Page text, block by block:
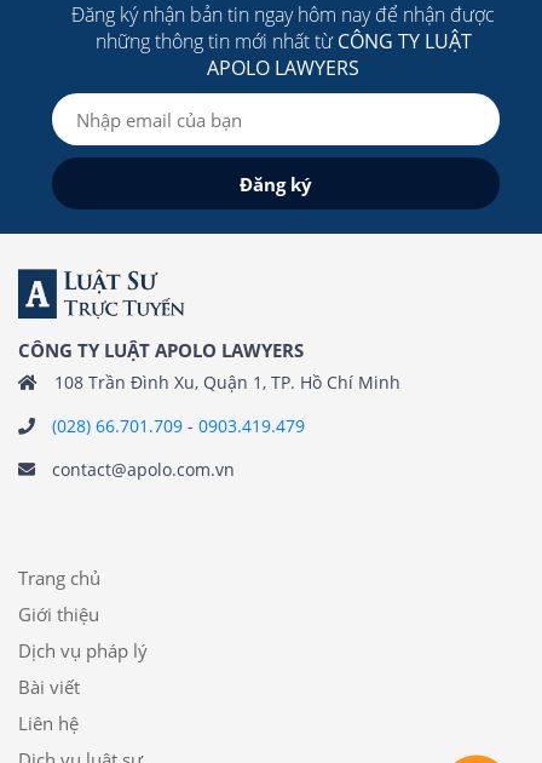
Đăng ký nhận bản tin ngay hôm nay để nhận được
những thông tin mới nhất từCÔNG TY LUẬT
APOLO LAWYERS
CÔNG TY LUẬT APOLO LAWYERS
108 Trần Đình Xu, Quận 1, TP. Hồ Chí Minh
(028) 66.701.709 - 0903.419.479
contact@apolo.com.vn
Trang chủ
Giới thiệu
Dịch vụ pháp lý
Bài viết
Liên hệ